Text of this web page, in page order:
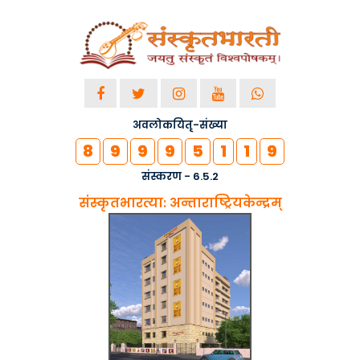
नियोजितः -04-08-2019
देहल्यां संस्कृतभारत्या�..
द्वारा स्थापितम् :-देहली
देहल्यां प्रान्तसंस्कृत�..
द्वारा स्थापितम् :-देहली
नियोजितः -18-12-2018
सीएम योगी ने कहा- विज्ञान �..
द्वारा स्थापितम् :-संस्कृतभारती
नियोजितः -
22-11-2018
kashi adhiveshnam 2018..
द्वारा स्थापितम् :-काशी
नियोजितः -14-11-2018
अवलोकयितृ-संख्या
8 9 9 9 5 1 1 9
संस्करण - 6.5.2
संस्कृतभारत्या: अन्ताराष्ट्रियकेन्द्रम्